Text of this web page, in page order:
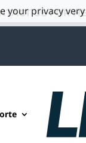
US FOR
your privacy